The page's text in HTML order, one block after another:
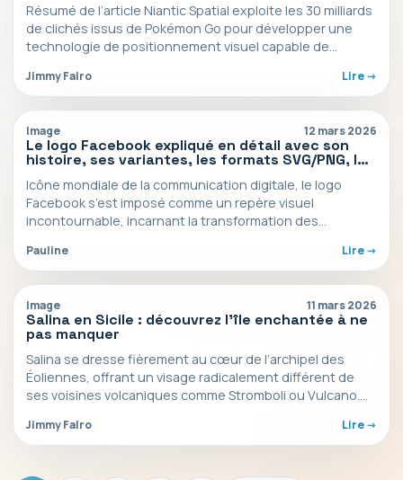
Résumé de l’article Niantic Spatial exploite les 30 milliards
de clichés issus de Pokémon Go pour développer une
technologie de positionnement visuel capable de…
Jimmy Falro Lire ->
Image 12 mars 2026
Le logo Facebook expliqué en détail avec son
histoire, ses variantes, les formats SVG/PNG, les
ressources officielles et les règles d’utilisation.
Icône mondiale de la communication digitale, le logo
Facebook s’est imposé comme un repère visuel
incontournable, incarnant la transformation des
Pauline Lire ->
Image 11 mars 2026
Salina en Sicile : découvrez l’île enchantée à ne
pas manquer
Salina se dresse fièrement au cœur de l’archipel des
Éoliennes, offrant un visage radicalement différent de
ses voisines volcaniques comme Stromboli ou Vulcano.
Jimmy Falro Lire ->